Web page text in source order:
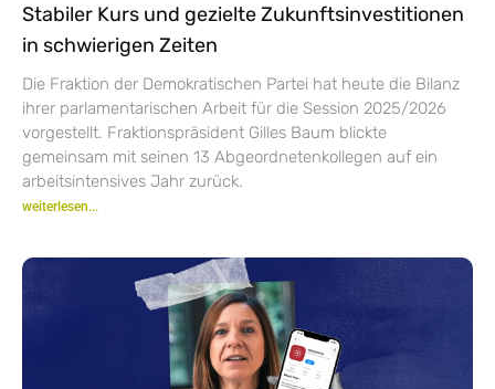
Stabiler Kurs und gezielte Zukunftsinvestitionen
in schwierigen Zeiten
Die Fraktion der Demokratischen Partei hat heute die Bilanz
ihrer parlamentarischen Arbeit für die Session 2025/2026
vorgestellt. Fraktionspräsident Gilles Baum blickte
gemeinsam mit seinen 13 Abgeordnetenkollegen auf ein
arbeitsintensives Jahr zurück.
weiterlesen...